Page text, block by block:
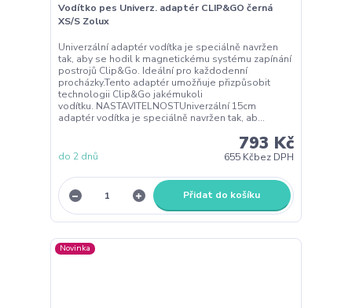
Vodítko pes Univerz. adaptér CLIP&GO černá
XS/S Zolux
Univerzální adaptér vodítka je speciálně navržen
tak, aby se hodil k magnetickému systému zapínání
postrojů Clip&Go. Ideální pro každodenní
procházky.Tento adaptér umožňuje přizpůsobit
technologii Clip&Go jakémukoli
vodítku. NASTAVITELNOSTUniverzální 15cm
adaptér vodítka je speciálně navržen tak, ab...
793 Kč
655 Kčbez DPH
do 2 dnů
Přidat do košíku
Novinka